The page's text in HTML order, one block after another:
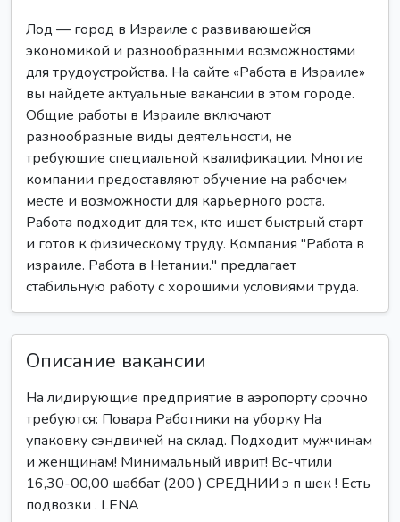
Лод — город в Израиле с развивающейся
экономикой и разнообразными возможностями
для трудоустройства. На сайте «Работа в Израиле»
вы найдете актуальные вакансии в этом городе.
Общие работы в Израиле включают
разнообразные виды деятельности, не
требующие специальной квалификации. Многие
компании предоставляют обучение на рабочем
месте и возможности для карьерного роста.
Работа подходит для тех, кто ищет быстрый старт
и готов к физическому труду. Компания "Работа в
израиле. Работа в Нетании." предлагает
стабильную работу с хорошими условиями труда.
Описание вакансии
На лидирующие предприятие в аэропорту срочно
требуются: Повара Работники на уборку На
упаковку сэндвичей на склад. Подходит мужчинам
и женщинам! Минимальный иврит! Вс-чтили
16,30-00,00 шаббат (200 ) СРЕДНИИ з п шек ! Есть
подвозки . LENA